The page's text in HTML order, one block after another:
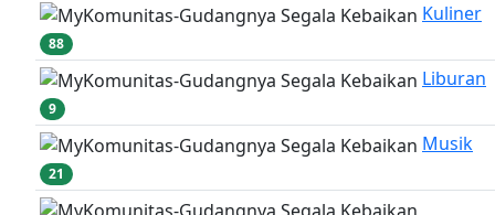
Kuliner
88
Liburan
9
Musik
21